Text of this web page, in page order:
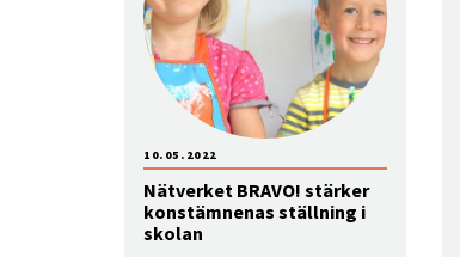
Nätverket BRAVO! stärker
konstämnenas ställning i
skolan
10.05.2022